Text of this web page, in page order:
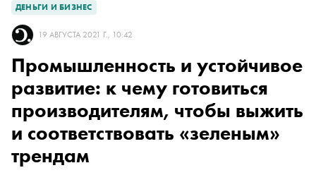
ДЕНЬГИ И БИЗНЕС
19 АВГУСТА 2021 Г., 10:42
Промышленность и устойчивое
развитие: к чему готовиться
производителям, чтобы выжить
и соответствовать «зеленым»
трендам